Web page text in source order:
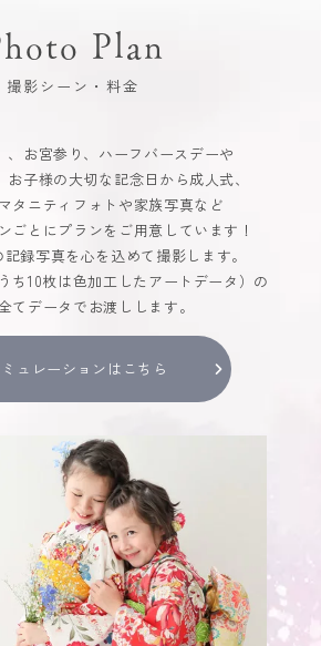
Plan
撮影シーン・料金
、お宮参り、ハーフバースデーや
お子様の大切な記念日から成人式、
タニティフォトや家族写真など
ごとにプランをご用意しています！
録写真を心を込めて撮影します。
ち10枚は色加工したアートデータ）の
てデータでお渡しします。
ュレーションはこちら